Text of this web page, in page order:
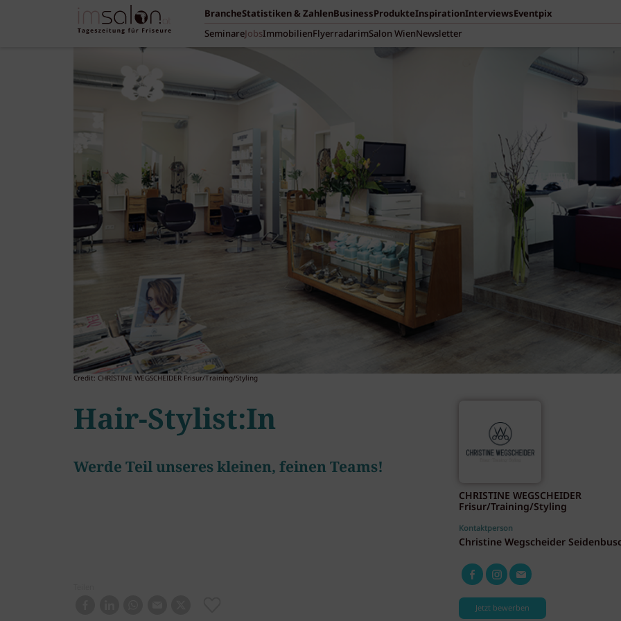
BrancheStatistiken & ZahlenBusinessProdukteInspirationInterviewsEventpix
SeminareJobsImmobilienFlyerradarimSalon WienNewsletter
Credit: CHRISTINE WEGSCHEIDER Frisur/Training/Styling
Hair-Stylist:In
Werde Teil unseres kleinen, feinen Teams!
CHRISTINE WEGSCHEIDER
Frisur/Training/Styling
Kontaktperson
Christine Wegscheider
Jetzt bewerben